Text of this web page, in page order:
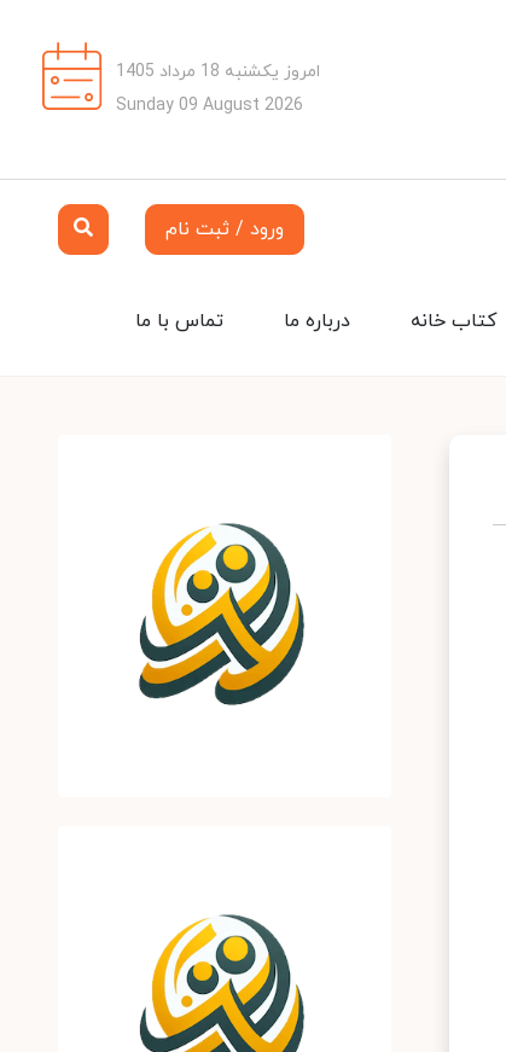
امروز یکشنبه 18 مرداد 1405
Sunday 09 August 2026
ورود / ثبت نام
تماس با ما درباره ما کتاب خانه